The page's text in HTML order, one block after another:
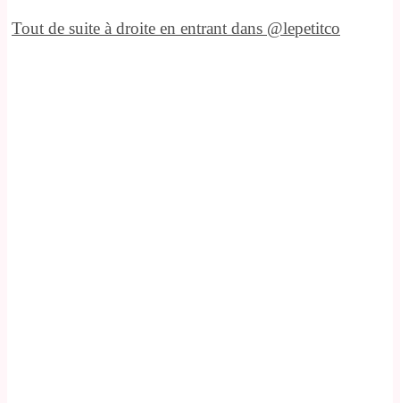
Tout de suite à droite en entrant dans @lepetitco